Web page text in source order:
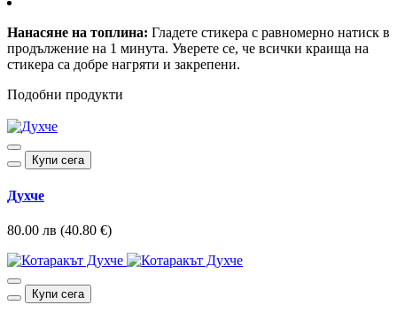
Нанасяне на топлина: Гладете стикера с равномерно натиск в
продължение на 1 минута. Уверете се, че всички краища на
стикера са добре нагряти и закрепени.
Подобни продукти
Купи сега
Духче
80.00 лв (40.80 €)
Купи сега